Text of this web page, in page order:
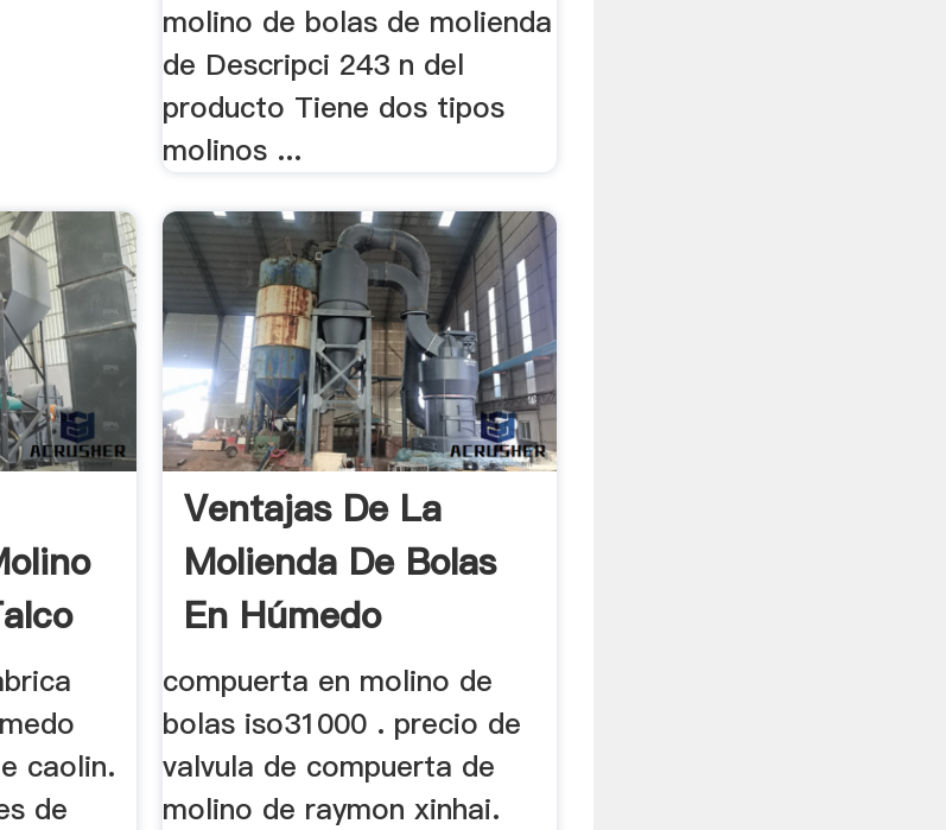
molino de bolas de molienda
de Descripci 243 n del
producto Tiene dos tipos
molinos ...
caolin.
de
Ventajas De La
Molienda De Bolas
En Húmedo
compuerta en molino de
bolas iso31000 . precio de
valvula de compuerta de
molino de raymon xinhai.